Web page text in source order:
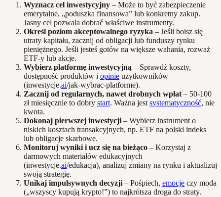
Wyznacz cel inwestycyjny – Może to być zabezpieczenie
emerytalne, „poduszka finansowa” lub konkretny zakup.
Jasny cel pozwala dobrać właściwe instrumenty.
Określ poziom akceptowalnego ryzyka – Jeśli boisz się
utraty kapitału, zacznij od obligacji lub funduszy rynku
pieniężnego. Jeśli jesteś gotów na większe wahania, rozważ
ETF-y lub akcje.
Wybierz platformę inwestycyjną – Sprawdź koszty,
dostępność produktów i opinie użytkowników
(inwestycje.ai/jak-wybrac-platforme).
Zacznij od regularnych, nawet drobnych wpłat – 50-100
zł miesięcznie to dobry start. Ważna jest systematyczność, nie
kwota.
Dokonaj pierwszej inwestycji – Wybierz instrument o
niskich kosztach transakcyjnych, np. ETF na polski indeks
lub obligacje skarbowe.
Monitoruj wyniki i ucz się na bieżąco – Korzystaj z
darmowych materiałów edukacyjnych
(inwestycje.ai/edukacja), analizuj zmiany na rynku i aktualizuj
swoją strategię.
Unikaj impulsywnych decyzji – Pośpiech, emocje czy moda
(„wszyscy kupują krypto!”) to najkrótsza droga do straty.